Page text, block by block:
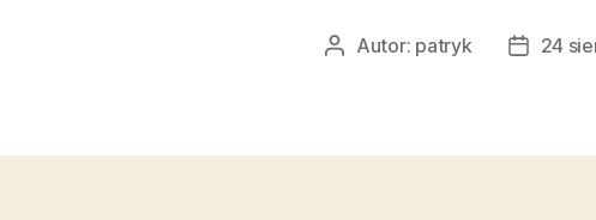
Autor: patryk 24